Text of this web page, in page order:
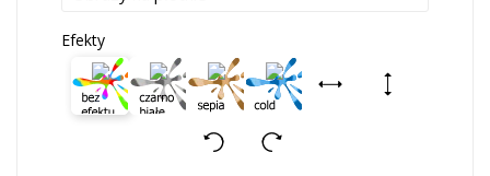
Efekty